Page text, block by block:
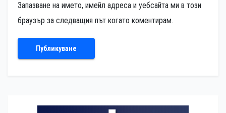
Запазване на името, имейл адреса и уебсайта ми в този
браузър за следващия път когато коментирам.